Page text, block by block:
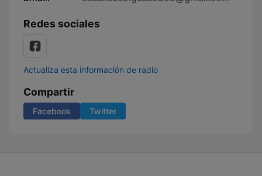
Redes sociales
Actualiza esta información de radio
Compartir
Facebook Twitter